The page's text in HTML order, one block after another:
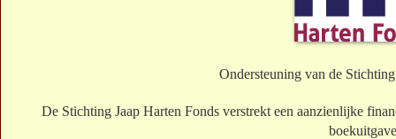
Ondersteuning van de
De Stichting Jaap Harten Fonds verstrekt een aanzienlijke